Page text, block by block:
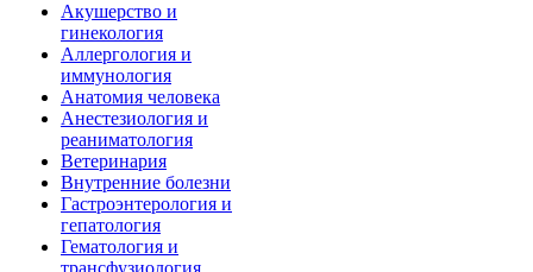
Акушерство и
гинекология
Аллергология и
иммунология
Анатомия человека
Анестезиология и
реаниматология
Ветеринария
Внутренние болезни
Гастроэнтерология и
гепатология
Гематология и
трансфузиология